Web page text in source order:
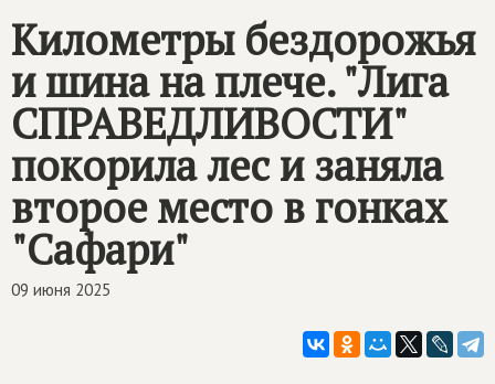
Контакты
Километры бездорожья
и шина на плече. "Лига
СПРАВЕДЛИВОСТИ"
покорила лес и заняла
второе место в гонках
"Сафари"
09 июня 2025